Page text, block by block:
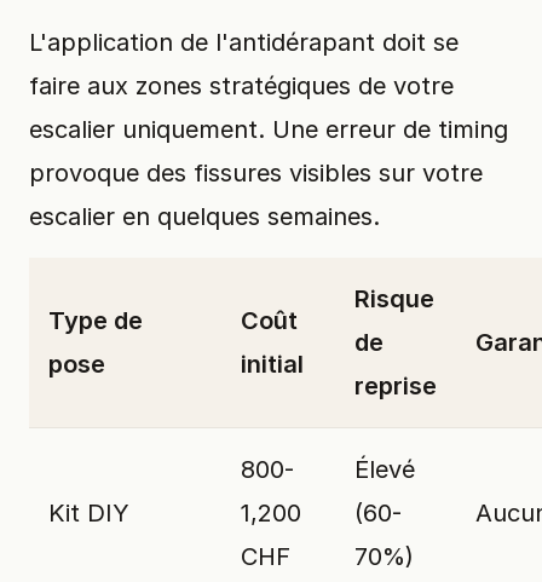
L'application de l'antidérapant doit se
faire aux zones stratégiques de votre
escalier uniquement. Une erreur de timing
provoque des fissures visibles sur votre
escalier en quelques semaines.
Type de
pose
Coût
initial
Risque
de
reprise
Kit DIY
800-
1,200
CHF
Élevé
(60-
70%)